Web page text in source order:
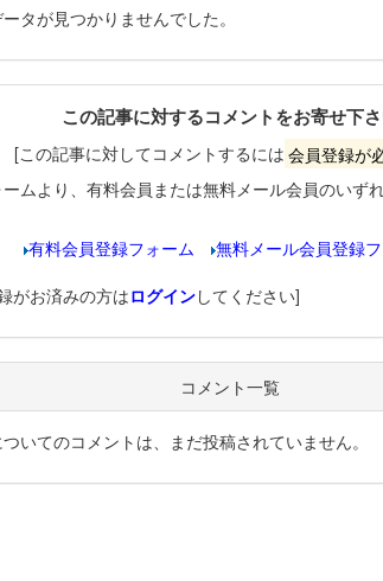
タが見つかりませんでした。
この記事に対するコメントをお寄せ下
[この記事に対してコメントするには 会員登録が
ムより、有料会員または無料メール会員のいず
有料会員登録フォーム
無料メール会員登録
がお済みの方はログインしてください]
コメント一覧
いてのコメントは、まだ投稿されていません。